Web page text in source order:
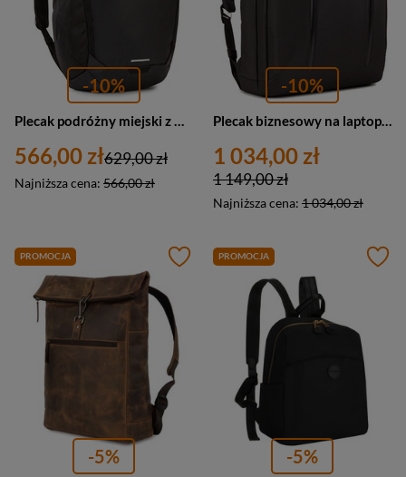
-10%
Plecak podróżny miejski z materiału wodoodpornego unisex Thule Chasm TCHB115 czarny
566,00 zł
Najniższa cena: 566,00 zł
629,00 zł
-10%
Plecak biznesowy na laptopa z nylonu unisex Thule Crossover 2 C2CB116 czarny
1 034,00 zł
Najniższa cena: 1 034,00 zł
1 149,00 zł
PROMOCJA
-5%
PROMOCJA
-5%